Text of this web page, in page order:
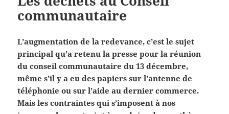
communautaire
L’augmentation de la redevance, c’est le sujet
principal qu’a retenu la presse pour la réunion
du conseil communautaire du 13 décembre,
même s’il y a eu des papiers sur l’antenne de
téléphonie ou sur l’aide au dernier commerce.
Mais les contraintes qui s’imposent à nos